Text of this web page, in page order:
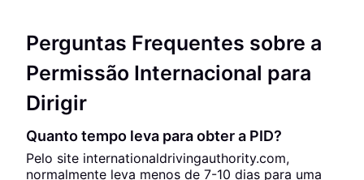
Perguntas Frequentes sobre a
Permissão Internacional para
Dirigir
Quanto tempo leva para obter a PID?
Pelo site internationaldrivingauthority.com,
normalmente leva menos de 7-10 dias para uma